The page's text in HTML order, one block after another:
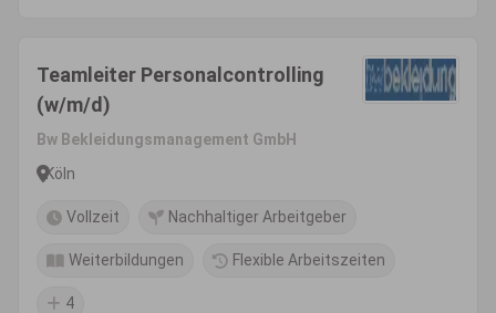
Teamleiter Personalcontrolling
(w/m/d)
Bw Bekleidungsmanagement GmbH
Köln
Vollzeit Nachhaltiger Arbeitgeber
Weiterbildungen Flexible Arbeitszeiten
4